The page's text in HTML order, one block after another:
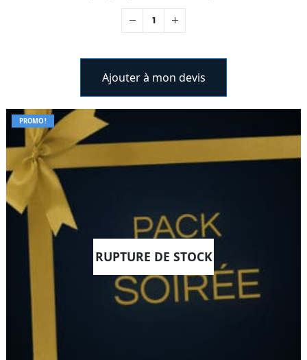
Ajouter à mon devis
PROMO !
RUPTURE DE STOCK